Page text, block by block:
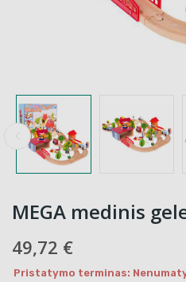
MEGA medinis
49,72 €
Pristatymo terminas: